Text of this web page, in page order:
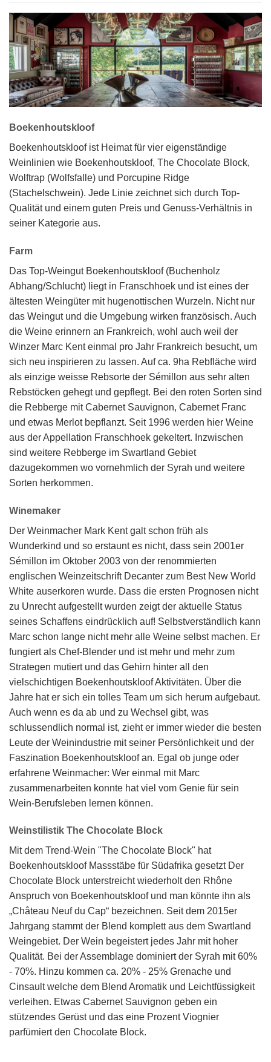
Boekenhoutskloof
Boekenhoutskloof ist Heimat für vier eigenständige
Weinlinien wie Boekenhoutskloof, The Chocolate Block,
Wolftrap (Wolfsfalle) und Porcupine Ridge
(Stachelschwein). Jede Linie zeichnet sich durch Top-
Qualität und einem guten Preis und Genuss-Verhältnis in
seiner Kategorie aus.
Farm
Das Top-Weingut Boekenhoutskloof (Buchenholz
Abhang/Schlucht) liegt in Franschhoek und ist eines der
ältesten Weingüter mit hugenottischen Wurzeln. Nicht nur
das Weingut und die Umgebung wirken französisch. Auch
die Weine erinnern an Frankreich, wohl auch weil der
Winzer Marc Kent einmal pro Jahr Frankreich besucht, um
sich neu inspirieren zu lassen. Auf ca. 9ha Rebfläche wird
als einzige weisse Rebsorte der Sémillon aus sehr alten
Rebstöcken gehegt und gepflegt. Bei den roten Sorten sind
die Rebberge mit Cabernet Sauvignon, Cabernet Franc
und etwas Merlot bepflanzt. Seit 1996 werden hier Weine
aus der Appellation Franschhoek gekeltert. Inzwischen
sind weitere Rebberge im Swartland Gebiet
dazugekommen wo vornehmlich der Syrah und weitere
Sorten herkommen.
Winemaker
Der Weinmacher Mark Kent galt schon früh als
Wunderkind und so erstaunt es nicht, dass sein 2001er
Sémillon im Oktober 2003 von der renommierten
englischen Weinzeitschrift Decanter zum Best New World
White auserkoren wurde. Dass die ersten Prognosen nicht
zu Unrecht aufgestellt wurden zeigt der aktuelle Status
seines Schaffens eindrücklich auf! Selbstverständlich kann
Marc schon lange nicht mehr alle Weine selbst machen. Er
fungiert als Chef-Blender und ist mehr und mehr zum
Strategen mutiert und das Gehirn hinter all den
vielschichtigen Boekenhoutskloof Aktivitäten. Über die
Jahre hat er sich ein tolles Team um sich herum aufgebaut.
Auch wenn es da ab und zu Wechsel gibt, was
schlussendlich normal ist, zieht er immer wieder die besten
Leute der Weinindustrie mit seiner Persönlichkeit und der
Faszination Boekenhoutskloof an. Egal ob junge oder
erfahrene Weinmacher: Wer einmal mit Marc
zusammenarbeiten konnte hat viel vom Genie für sein
Wein-Berufsleben lernen können.
Weinstilistik The Chocolate Block
Mit dem Trend-Wein "The Chocolate Block" hat
Boekenhoutskloof Massstäbe für Südafrika gesetzt Der
Chocolate Block unterstreicht wiederholt den Rhône
Anspruch von Boekenhoutskloof und man könnte ihn als
„Château Neuf du Cap“ bezeichnen. Seit dem 2015er
Jahrgang stammt der Blend komplett aus dem Swartland
Weingebiet. Der Wein begeistert jedes Jahr mit hoher
Qualität. Bei der Assemblage dominiert der Syrah mit 60%
- 70%. Hinzu kommen ca. 20% - 25% Grenache und
Cinsault welche dem Blend Aromatik und Leichtfüssigkeit
verleihen. Etwas Cabernet Sauvignon geben ein
stützendes Gerüst und das eine Prozent Viognier
parfümiert den Chocolate Block.